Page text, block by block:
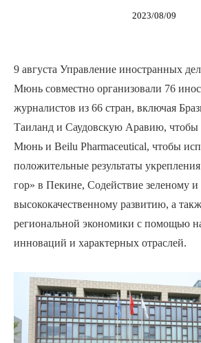
2023/08/09
9 августа Управление иностранных
Мюнь совместно организовали 76
журналистов из 66 стран, включая
Таиланд и Саудовскую Аравию, чтобы
Мюнь и Beilu Pharmaceutical, чтобы
положительные результаты
гор» в Пекине, Содействие зеленому и
высококачественному развитию, а
региональной экономики с помощью
инноваций и характерных отраслей.